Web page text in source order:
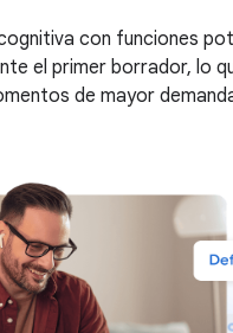
con funciones
el primer borrador, lo
de mayor